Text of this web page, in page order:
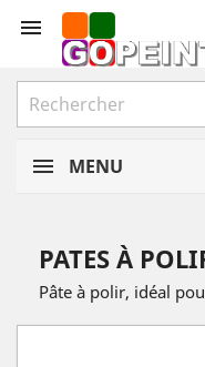

MENU
PATES À
Pâte à polir, idéal